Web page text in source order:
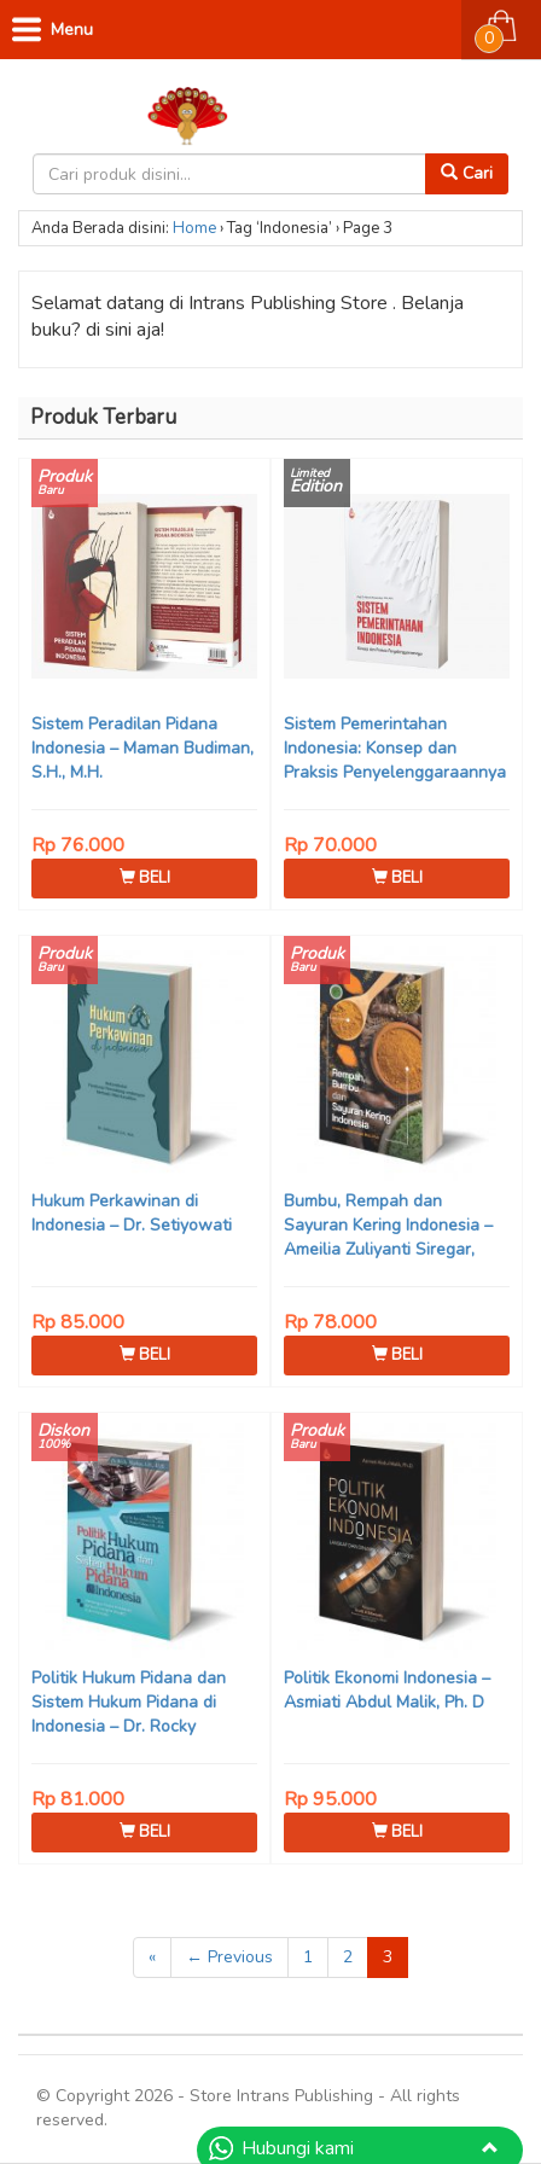
Cari
0
Menu
Anda Berada disini: Home›Tag ‘Indonesia’ ›Page 3
Selamat datang di Intrans Publishing Store . Belanja
buku? di sini aja!
Produk Terbaru
Produk
Baru
Sistem Peradilan Pidana
Indonesia – Maman Budiman,
S.H., M.H.
Rp 76.000
BELI
Limited
Edition
Sistem Pemerintahan
Indonesia: Konsep dan
Praksis Penyelenggaraannya
Rp 70.000
BELI
Produk
Baru
Hukum Perkawinan di
Indonesia – Dr. Setiyowati
Rp 85.000
BELI
Produk
Baru
Bumbu, Rempah dan
Sayuran Kering Indonesia –
Ameilia Zuliyanti Siregar,
Rp 78.000
BELI
Diskon
100%
Politik Hukum Pidana dan
Sistem Hukum Pidana di
Indonesia – Dr. Rocky
Rp 81.000
BELI
Produk
Baru
Politik Ekonomi Indonesia –
Asmiati Abdul Malik, Ph. D
Rp 95.000
BELI
« ← Previous 1 2 3
© Copyright 2026 - Store Intrans Publishing - All rights
reserved.
Hubungi kami